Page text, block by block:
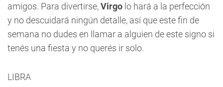
amigos. Para divertirse,Virgo lo hará a la perfección
y no descuidará ningún detalle, así que este fin de
semana no dudes en llamar a alguien de este signo si
tenés una fiesta y no querés ir solo.
LIBRA